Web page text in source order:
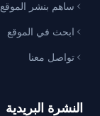
ساهم بنشر الموقع
ابحث في الموقع
تواصل معنا
النشرة البريدية